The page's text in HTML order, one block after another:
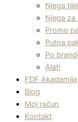
Njega
Njega
Promo
Putna
Po
Alati
FDF Akademija
Blog
Moj račun
Kontakt